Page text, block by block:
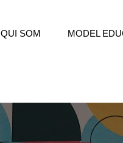
QUI SOM MODEL